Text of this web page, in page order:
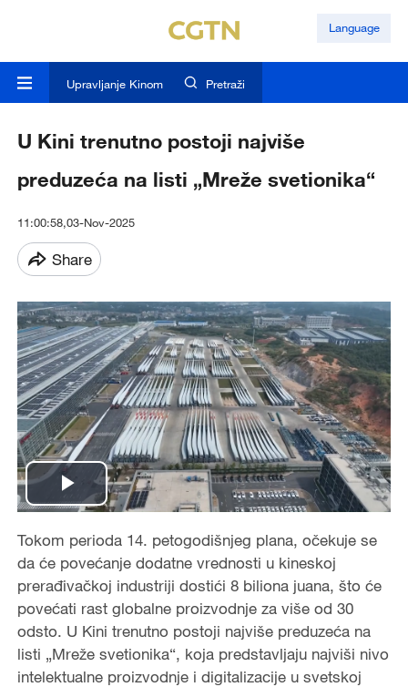
Language
Upravljanje Kinom Pretraži
U Kini trenutno postoji najviše
preduzeća na listi „Mreže svetionika“
11:00:58,03-Nov-2025
Share
Play
Video
Tokom perioda 14. petogodišnjeg plana, očekuje se
da će povećanje dodatne vrednosti u kineskoj
prerađivačkoj industriji dostići 8 biliona juana, što će
povećati rast globalne proizvodnje za više od 30
odsto. U Kini trenutno postoji najviše preduzeća na
listi „Mreže svetionika“, koja predstavljaju najviši nivo
intelektualne proizvodnje i digitalizacije u svetskoj